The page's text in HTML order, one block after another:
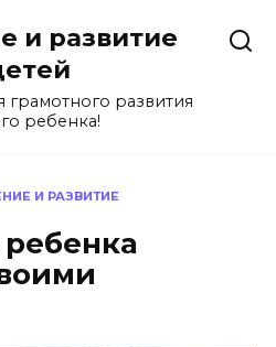
и развитие
грамотного развития
ребенка!
И РАЗВИТИЕ